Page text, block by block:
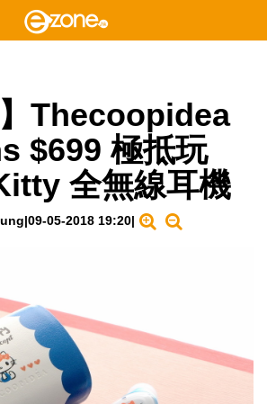
】Thecoopidea
$699 極抵玩
全無線耳機
|09-05-2018 19:20|